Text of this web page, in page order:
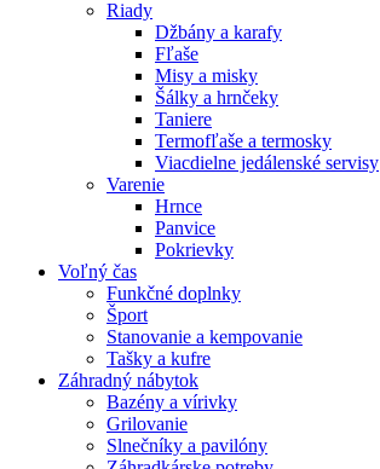
Riady
Džbány a karafy
Fľaše
Misy a misky
Šálky a hrnčeky
Taniere
Termofľaše a termosky
Viacdielne jedálenské servisy
Varenie
Hrnce
Panvice
Pokrievky
Voľný čas
Funkčné doplnky
Šport
Stanovanie a kempovanie
Tašky a kufre
Záhradný nábytok
Bazény a vírivky
Grilovanie
Slnečníky a pavilóny